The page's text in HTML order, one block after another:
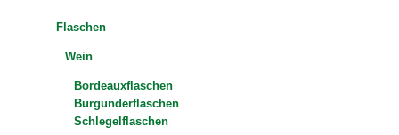
Flaschen
Wein
Bordeauxflaschen
Burgunderflaschen
Schlegelflaschen